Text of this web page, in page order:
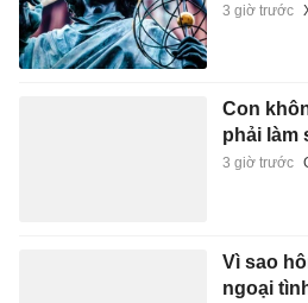
3 giờ trước
Con
phải làm
3 giờ trước
Vì sao
ngoại